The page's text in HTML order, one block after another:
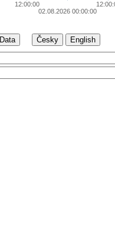
12:00:00
02.08.2026 00:00:00
Data Česky English